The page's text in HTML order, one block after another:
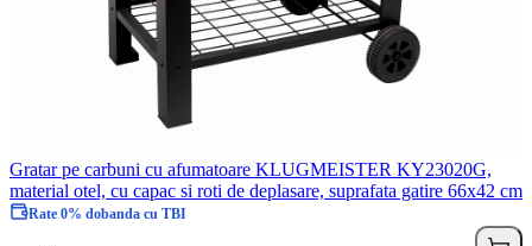
Gratar pe carbuni cu afumatoare KLUGMEISTER KY23020G,
material otel, cu capac si roti de deplasare, suprafata gatire 66x42 cm
Rate 0% dobanda cu TBI